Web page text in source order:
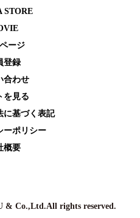
STORE
ージ
登録
合わせ
を⾒る
に基づく表記
ーポリシー
概要
& Co.,Ltd.All rights reserved.